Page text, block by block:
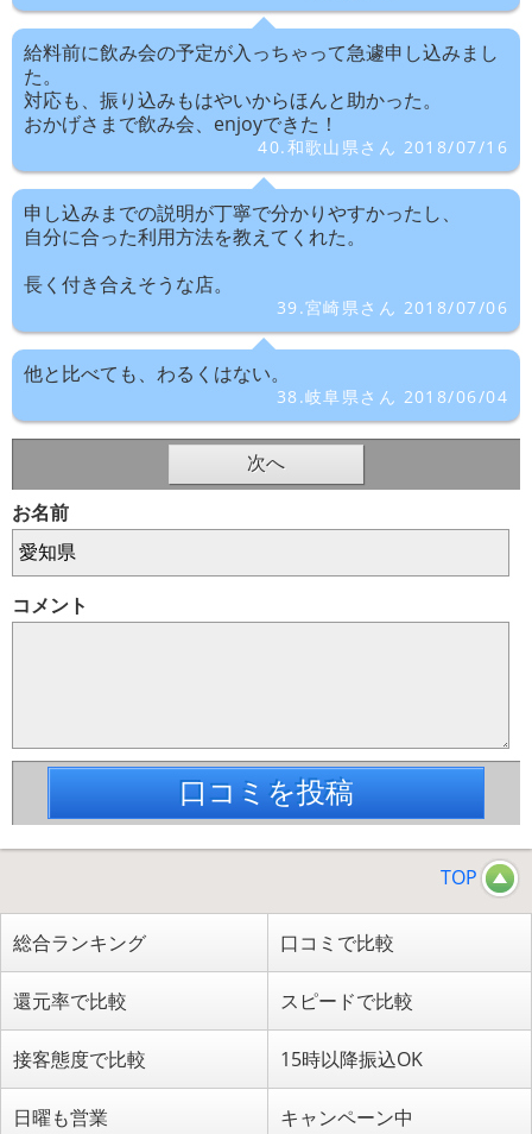
給料前に飲み会の予定が入っちゃって急遽申し込みまし
た。
対応も、振り込みもはやいからほんと助かった。
おかげさまで飲み会、enjoyできた！
40.和歌山県さん 2018/07/16
申し込みまでの説明が丁寧で分かりやすかったし、
自分に合った利用方法を教えてくれた。
長く付き合えそうな店。
39.宮崎県さん 2018/07/06
他と比べても、わるくはない。
38.岐阜県さん 2018/06/04
次へ
お名前
コメント
口コミを投稿
TOP
総合ランキング 口コミで比較
還元率で比較 スピードで比較
接客態度で比較 15時以降振込OK
日曜も営業 キャンペーン中